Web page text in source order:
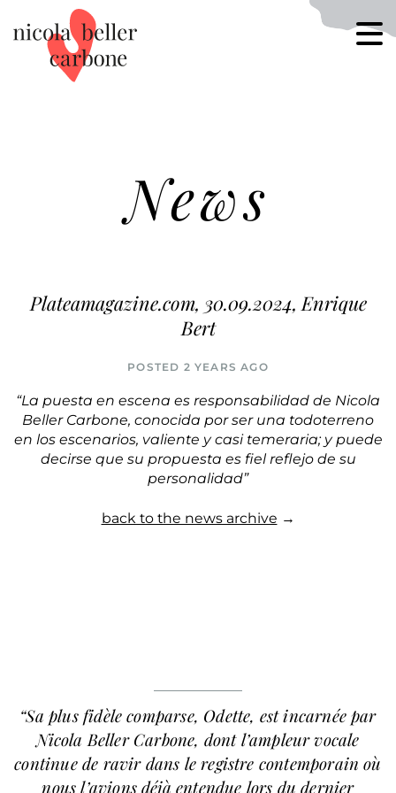
News
Plateamagazine.com, 30.09.2024, Enrique
Bert
POSTED 2 YEARS AGO
“La puesta en escena es responsabilidad de Nicola
Beller Carbone, conocida por ser una todoterreno
en los escenarios, valiente y casi temeraria; y puede
decirse que su propuesta es fiel reflejo de su
personalidad”
back to the news archive →
“Sa plus fidèle comparse, Odette, est incarnée par
Nicola Beller Carbone, dont l’ampleur vocale
continue de ravir dans le registre contemporain où
nous l’avions déjà entendue lors du dernier